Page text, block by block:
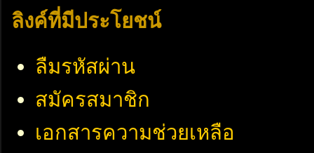
ลิงค์ที่มีประโยชน์
ลืมรหัสผ่าน
สมัครสมาชิก
เอกสารความช่วยเหลือ